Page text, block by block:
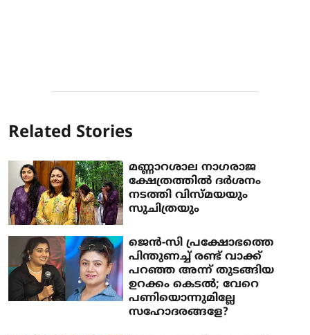
Related Stories
മണ്ണാറശാല നാ​ഗരാജ
ക്ഷേത്രത്തിൽ ദർശനം
നടത്തി വിസ്മയയും
സുചിത്രയും
ജെന്‍-സി പ്രക്ഷോഭത്തെ
പിന്തുണച്ച് രണ്ട് വാക്ക്
പറഞ്ഞ അന്ന് തുടങ്ങിയ
ഉറക്കം കെടല്‍; വേറെ
പണിയൊന്നുമില്ലേ
സഹോദരങ്ങളേ?